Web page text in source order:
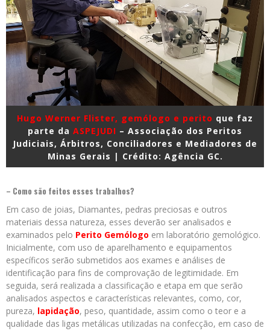
Hugo Werner Flister, gemólogo e perito que faz
parte da ASPEJUDI – Associação dos Peritos
Judiciais, Árbitros, Conciliadores e Mediadores de
Minas Gerais | Crédito: Agência GC.
– Como são feitos esses trabalhos?
Em caso de joias, Diamantes, pedras preciosas e outros
materiais dessa natureza, esses deverão ser analisados e
examinados pelo Perito Gemólogo em laboratório gemológico.
Inicialmente, com uso de aparelhamento e equipamentos
específicos serão submetidos aos exames e análises de
identificação para fins de comprovação de legitimidade. Em
seguida, será realizada a classificação e etapa em que serão
analisados aspectos e características relevantes, como, cor,
pureza, lapidação, peso, quantidade, assim como o teor e a
qualidade das ligas metálicas utilizadas na confecção, em caso de